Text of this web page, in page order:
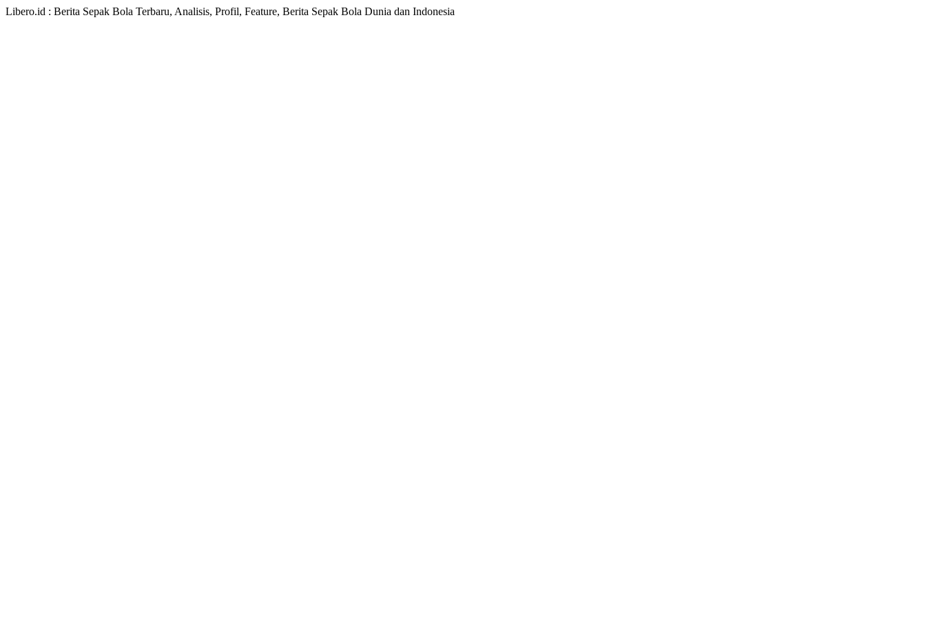
Libero.id : Berita Sepak Bola Terbaru, Analisis, Profil, Feature, Berita Sepak Bola Dunia dan Indonesia